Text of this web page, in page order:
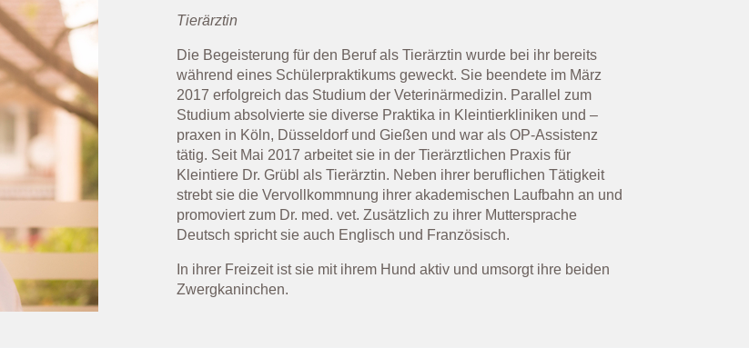
Tierärztin
Die Begeisterung für den Beruf als Tierärztin wurde bei ihr bereits
während eines Schülerpraktikums geweckt. Sie beendete im März
2017 erfolgreich das Studium der Veterinärmedizin. Parallel zum
Studium absolvierte sie diverse Praktika in Kleintierkliniken und –
praxen in Köln, Düsseldorf und Gießen und war als OP-Assistenz
tätig. Seit Mai 2017 arbeitet sie in der Tierärztlichen Praxis für
Kleintiere Dr. Grübl als Tierärztin. Neben ihrer beruflichen Tätigkeit
strebt sie die Vervollkommnung ihrer akademischen Laufbahn an und
promoviert zum Dr. med. vet. Zusätzlich zu ihrer Muttersprache
Deutsch spricht sie auch Englisch und Französisch.
In ihrer Freizeit ist sie mit ihrem Hund aktiv und umsorgt ihre beiden
Zwergkaninchen.